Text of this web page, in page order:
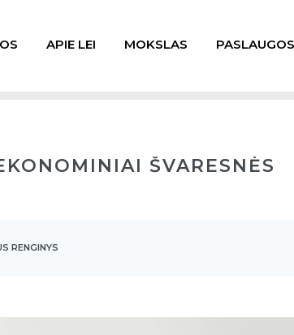
APIE LEI MOKSLAS PASLAUGOS
ŠVARESNĖS
RENGINYS